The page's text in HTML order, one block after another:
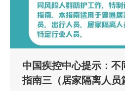
中国疾控中心提示：不
指南三（居家隔离人员